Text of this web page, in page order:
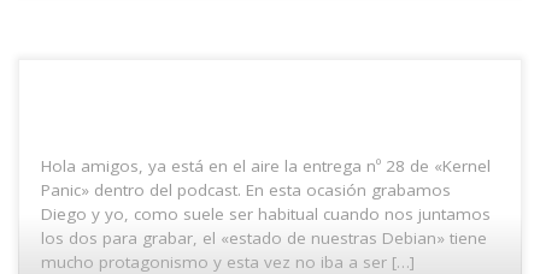
Hola amigos, ya está en el aire la entrega nº 28 de «Kernel
Panic» dentro del podcast. En esta ocasión grabamos
Diego y yo, como suele ser habitual cuando nos juntamos
los dos para grabar, el «estado de nuestras Debian» tiene
mucho protagonismo y esta vez no iba a ser […]